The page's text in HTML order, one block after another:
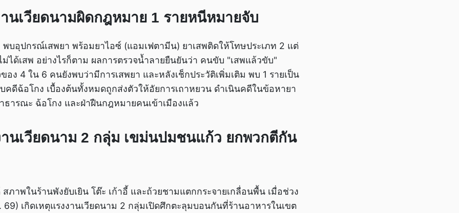
นเวียดนามผิดกฎหมาย 1 รายหนีหมายจับ
บอุปกรณ์เสพยา พร้อมยาไอซ์ (แอมเฟตามีน) ยาเสพติดให้โทษประเภท 2 แต่
ได้เสพ อย่างไรก็ตาม ผลการตรวจน้ำลายยืนยันว่า คนขับ "เสพแล้วขับ"
อง 4 ใน 6 คนยังพบว่ามีการเสพยา และหลังเช็กประวัติเพิ่มเติม พบ 1 รายเป็น
ดีฉ้อโกง เบื้องต้นทั้งหมดถูกส่งตัวให้อัยการเถาหยวน ดำเนินคดีในข้อหายา
ธารณะ ฉ้อโกง และฝ่าฝืนกฎหมายคนเข้าเมืองแล้ว
านเวียดนาม 2 กลุ่ม เขม่นปมชนแก้ว ยกพวกตีกัน
ภาพในร้านพังยับเยิน โต๊ะ เก้าอี้ และถ้วยชามแตกกระจายเกลื่อนพื้น เมื่อช่วง
เกิดเหตุแรงงานเวียดนาม 2 กลุ่มเปิดศึกตะลุมบอนกันที่ร้านอาหารในเขต